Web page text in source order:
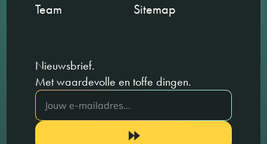
Team
Sitemap
Nieuwsbrief.
Met waardevolle en toffe dingen.